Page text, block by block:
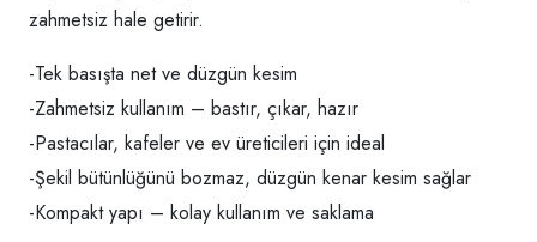
zahmetsiz hale getirir.
-Tek basışta net ve düzgün kesim
-Zahmetsiz kullanım – bastır, çıkar, hazır
-Pastacılar, kafeler ve ev üreticileri için ideal
-Şekil bütünlüğünü bozmaz, düzgün kenar kesim sağlar
-Kompakt yapı – kolay kullanım ve saklama